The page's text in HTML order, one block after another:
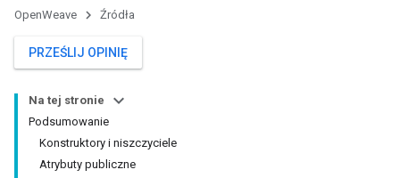
OpenWeave Źródła
PRZEŚLIJ OPINIĘ
Na tej stronie
Podsumowanie
Konstruktory i niszczyciele
Atrybuty publiczne